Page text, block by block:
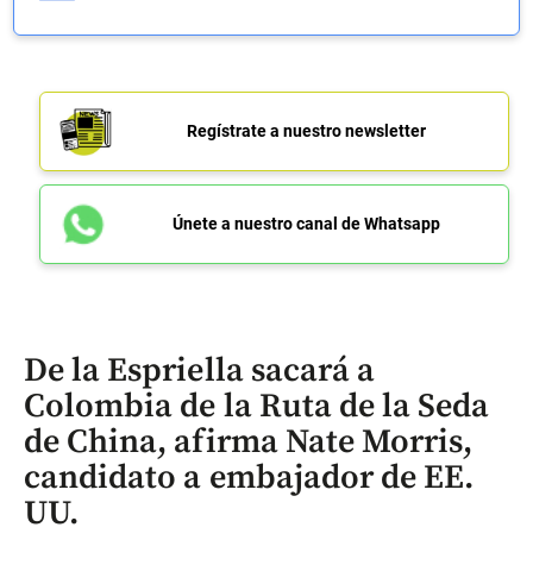
Regístrate a nuestro newsletter
Únete a nuestro canal de Whatsapp
De la Espriella sacará a
Colombia de la Ruta de la Seda
de China, afirma Nate Morris,
candidato a embajador de EE.
UU.